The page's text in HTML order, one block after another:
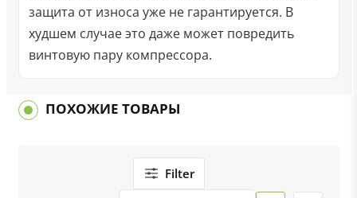
защита от износа уже не гарантируется. В
худшем случае это даже может повредить
винтовую пару компрессора.
ПОХОЖИЕ ТОВАРЫ
Filter